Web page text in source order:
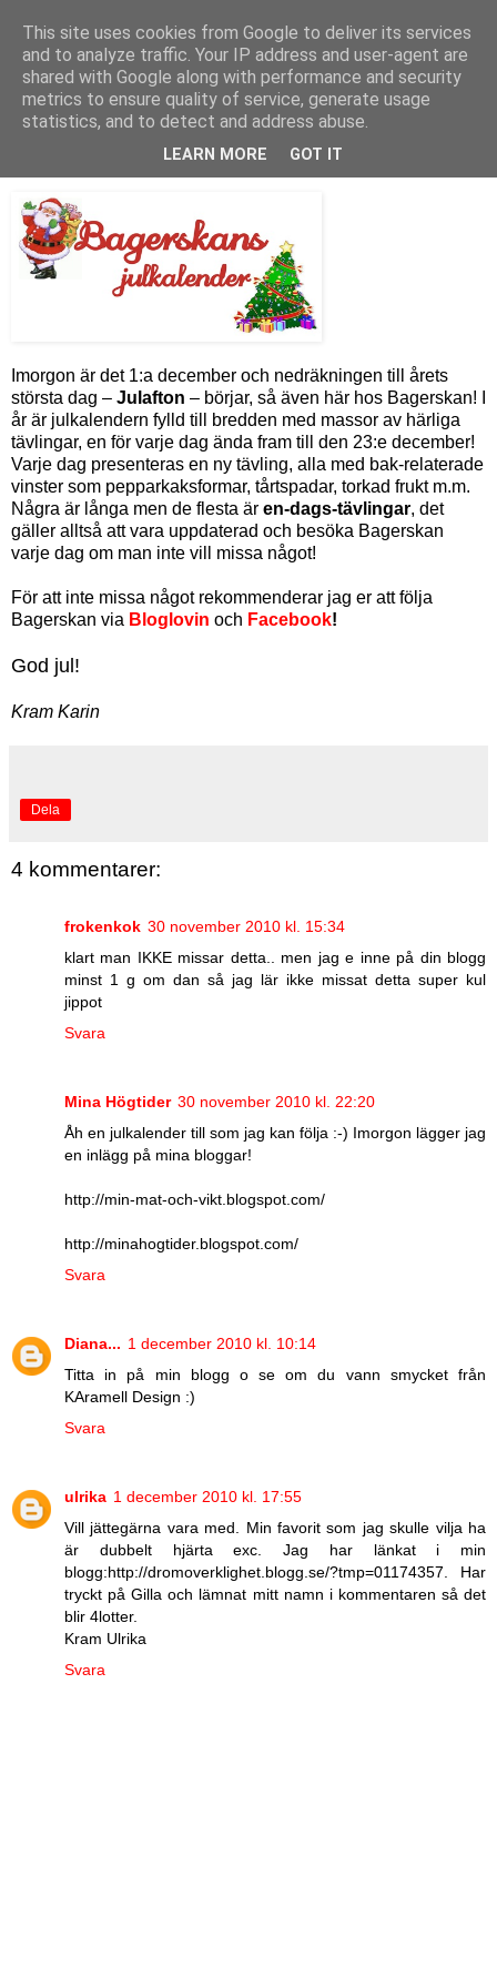
Bagerskan
tisdag 30 november 2010
Bagerskans julkalender
Imorgon är det 1:a december och nedräkningen till årets
största dag – Julafton – börjar, så även här hos Bagerskan! I
år är julkalendern fylld till bredden med massor av härliga
tävlingar, en för varje dag ända fram till den 23:e december!
Varje dag presenteras en ny tävling, alla med bak-relaterade
vinster som pepparkaksformar, tårtspadar, torkad frukt m.m.
Några är långa men de flesta är en-dags-tävlingar, det
gäller alltså att vara uppdaterad och besöka Bagerskan
varje dag om man inte vill missa något!
För att inte missa något rekommenderar jag er att följa
Bagerskan via Bloglovin och Facebook!
God jul!
Kram Karin
Dela
4 kommentarer:
frokenkok 30 november 2010 kl. 15:34
klart man IKKE missar detta.. men jag e inne på din blogg
minst 1 g om dan så jag lär ikke missat detta super kul
jippot
Svara
Mina Högtider 30 november 2010 kl. 22:20
Åh en julkalender till som jag kan följa :-) Imorgon lägger jag
en inlägg på mina bloggar!
http://min-mat-och-vikt.blogspot.com/
http://minahogtider.blogspot.com/
Svara
Diana... 1 december 2010 kl. 10:14
Titta in på min blogg o se om du vann smycket från
KAramell Design :)
Svara
ulrika 1 december 2010 kl. 17:55
Vill jättegärna vara med. Min favorit som jag skulle vilja ha
är dubbelt hjärta exc. Jag har länkat i min
blogg:http://dromoverklighet.blogg.se/?tmp=01174357. Har
tryckt på Gilla och lämnat mitt namn i kommentaren så det
blir 4lotter.
Kram Ulrika
Svara
This site uses cookies from Google to deliver its services
and to analyze traffic. Your IP address and user-agent are
shared with Google along with performance and security
metrics to ensure quality of service, generate usage
statistics, and to detect and address abuse.
LEARN MORE GOT IT